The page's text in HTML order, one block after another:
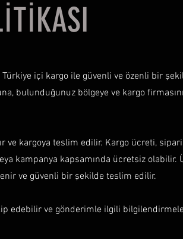
Türkiye içi kargo ile güvenli ve özenli bir
bulunduğunuz bölgeye ve kargo
ve kargoya teslim edilir. Kargo ücreti,
kampanya kapsamında ücretsiz olabilir.
ve güvenli bir şekilde teslim edilir.
edebilir ve gönderimle ilgili